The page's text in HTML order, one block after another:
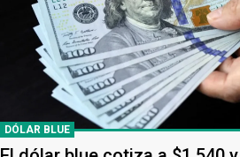
DÓLAR BLUE